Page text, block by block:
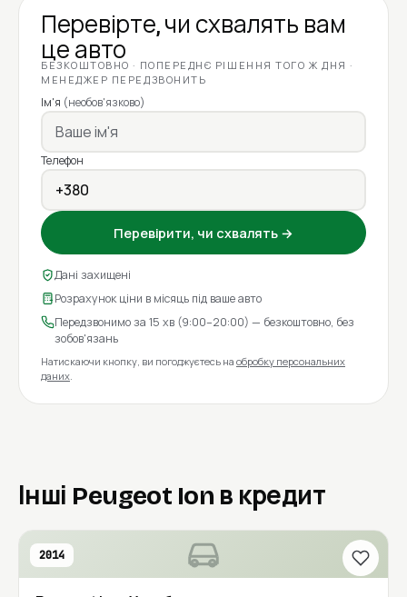
Перевірте, чи схвалять вам
це авто
БЕЗКОШТОВНО · ПОПЕРЕДНЄ РІШЕННЯ ТОГО Ж ДНЯ ·
МЕНЕДЖЕР ПЕРЕДЗВОНИТЬ
Ім'я (необов'язково)
Телефон
Перевірити, чи схвалять →
Дані захищені
Розрахунок ціни в місяць під ваше авто
Передзвонимо за 15 хв (9:00–20:00) — безкоштовно, без
зобов'язань
Натискаючи кнопку, ви погоджуєтесь на обробку персональних
даних.
Інші Peugeot Ion в кредит
2014